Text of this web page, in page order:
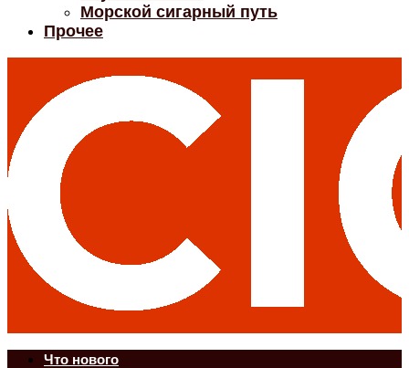
Морской сигарный путь
Прочее
Что нового